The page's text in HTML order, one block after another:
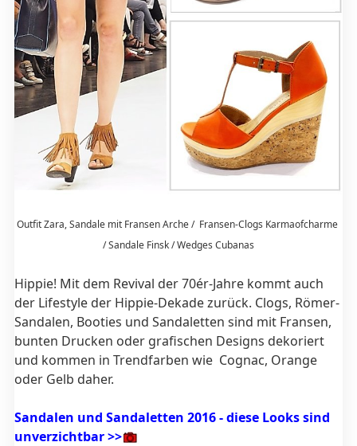
Outfit Zara, Sandale mit Fransen Arche / Fransen-Clogs Karmaofcharme
/ Sandale Finsk / Wedges Cubanas
Hippie! Mit dem Revival der 70ér-Jahre kommt auch
der Lifestyle der Hippie-Dekade zurück. Clogs, Römer-
Sandalen, Booties und Sandaletten sind mit Fransen,
bunten Drucken oder grafischen Designs dekoriert
und kommen in Trendfarben wie Cognac, Orange
oder Gelb daher.
Sandalen und Sandaletten 2016 - diese Looks sind
unverzichtbar >>